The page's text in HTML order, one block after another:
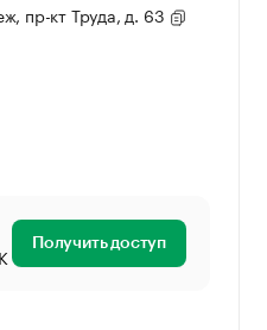
пр-кт Труда, д. 63
Получить доступ